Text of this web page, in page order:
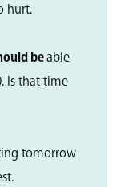
hurt.
beable
Is that time
tomorrow